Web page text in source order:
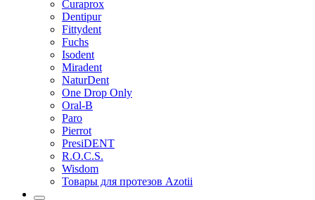
Curaprox
Dentipur
Fittydent
Fuchs
Isodent
Miradent
NaturDent
One Drop Only
Oral-B
Paro
Pierrot
PresiDENT
R.O.C.S.
Wisdom
Товары для протезов Azotii